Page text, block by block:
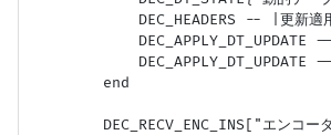
DEC_HEADERS -- |更新適
DEC_APPLY_DT_UPDATE
DEC_APPLY_DT_UPDATE --
        end
DEC_RECV_ENC_INS["エンコー